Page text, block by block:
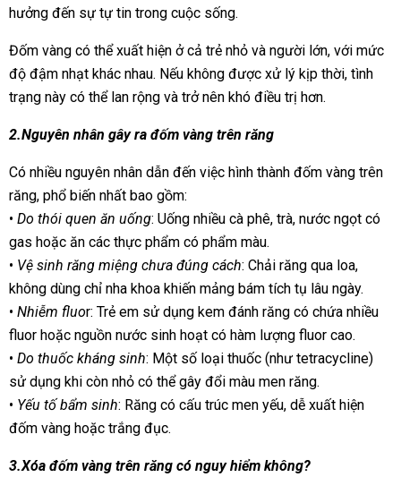
hưởng đến sự tự tin trong cuộc sống.
Đốm vàng có thể xuất hiện ở cả trẻ nhỏ và người lớn, với mức
độ đậm nhạt khác nhau. Nếu không được xử lý kịp thời, tình
trạng này có thể lan rộng và trở nên khó điều trị hơn.
2.Nguyên nhân gây ra đốm vàng trên răng
Có nhiều nguyên nhân dẫn đến việc hình thành đốm vàng trên
răng, phổ biến nhất bao gồm:
• Do thói quen ăn uống: Uống nhiều cà phê, trà, nước ngọt có
gas hoặc ăn các thực phẩm có phẩm màu.
• Vệ sinh răng miệng chưa đúng cách: Chải răng qua loa,
không dùng chỉ nha khoa khiến mảng bám tích tụ lâu ngày.
• Nhiễm fluor: Trẻ em sử dụng kem đánh răng có chứa nhiều
fluor hoặc nguồn nước sinh hoạt có hàm lượng fluor cao.
• Do thuốc kháng sinh: Một số loại thuốc (như tetracycline)
sử dụng khi còn nhỏ có thể gây đổi màu men răng.
• Yếu tố bẩm sinh: Răng có cấu trúc men yếu, dễ xuất hiện
đốm vàng hoặc trắng đục.
3.Xóa đốm vàng trên răng có nguy hiểm không?